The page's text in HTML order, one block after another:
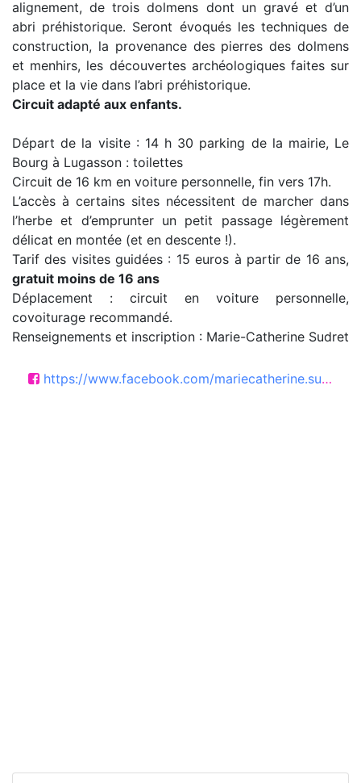
alignement, de trois dolmens dont un gravé et d’un
abri préhistorique. Seront évoqués les techniques de
construction, la provenance des pierres des dolmens
et menhirs, les découvertes archéologiques faites sur
place et la vie dans l’abri préhistorique.
Circuit adapté aux enfants.
Départ de la visite : 14 h 30 parking de la mairie, Le
Bourg à Lugasson : toilettes
Circuit de 16 km en voiture personnelle, fin vers 17h.
L’accès à certains sites nécessitent de marcher dans
l’herbe et d’emprunter un petit passage légèrement
délicat en montée (et en descente !).
Tarif des visites guidées : 15 euros à partir de 16 ans,
gratuit moins de 16 ans
Déplacement : circuit en voiture personnelle,
covoiturage recommandé.
Renseignements et inscription : Marie-Catherine Sudret
https://www.facebook.com/mariecatherine.sudret